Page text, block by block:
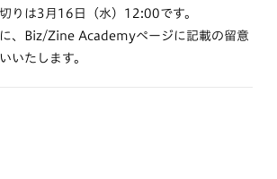
りは3月16日（水）12:00です。
、Biz/Zine Academyページに記載の留意
いたします。